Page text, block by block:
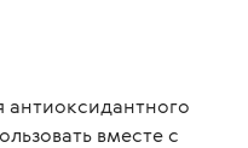
антиоксидантного
вместе с